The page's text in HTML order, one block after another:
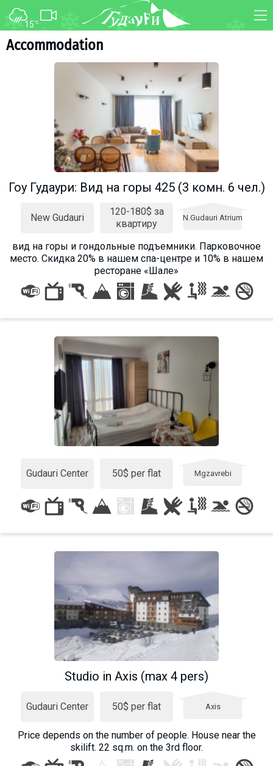
15°C
Accommodation
Гоу Гудаури: Вид на горы 425 (3 комн. 6 чел.)
New Gudauri
120-180$ за
квартиру
N.Gudauri Atrium
вид на горы и гондольные подъемники. Парковочное
место. Cкидка 20% в нашем спа-центре и 10% в нашем
ресторане «Шале»
Gudauri Center 50$ per flat Mgzavrebi
Studio in Axis (max 4 pers)
Gudauri Center 50$ per flat Axis
Price depends on the number of people. House near the
skilift. 22 sq.m. on the 3rd floor.
FORUM
TRANSFER
About ski resort
Ski instructors
Ski rent
Ski service
Kids in Gudauri
Events schedule
Join telegram
Gudauri
INFO
LODGING
Apartments
Cottages
Hotels
Hot deals
Long term rent
Other
GEORGIA
About Georgia
What to drink?
Mobile phones
Gallery
Travel reports
Safety